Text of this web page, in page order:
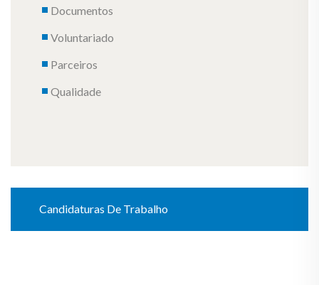
Documentos
Voluntariado
Parceiros
Qualidade
Candidaturas De Trabalho